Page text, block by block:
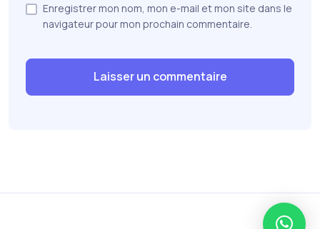
Enregistrer mon nom, mon e-mail et mon site dans le
navigateur pour mon prochain commentaire.